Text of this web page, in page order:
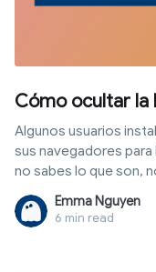
Cómo ocultar la
Algunos usuarios
sus navegadores para
no sabes lo que son,
más detalle a
solución se revelará
Emma Nguyen
6 min read